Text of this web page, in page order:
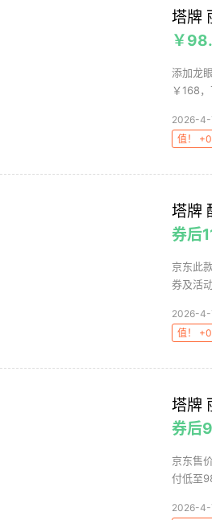
塔牌
￥
添加龙
￥168
2026-4-
值！ +0
塔牌
券后
京东此
券及活
2026-4-
值！ +0
塔牌
券后
京东售
付低至
2026-4-